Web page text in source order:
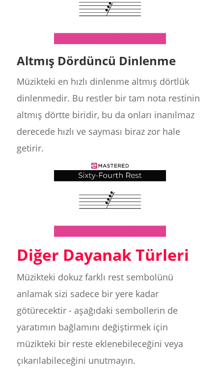
Altmış Dördüncü Dinlenme
Müzikteki en hızlı dinlenme altmış dörtlük
dinlenmedir. Bu restler bir tam nota restinin
altmış dörtte biridir, bu da onları inanılmaz
derecede hızlı ve sayması biraz zor hale
getirir.
Diğer Dayanak Türleri
Müzikteki dokuz farklı rest sembolünü
anlamak sizi sadece bir yere kadar
götürecektir - aşağıdaki sembollerin de
yaratımın bağlamını değiştirmek için
müzikteki bir reste eklenebileceğini veya
çıkarılabileceğini unutmayın.